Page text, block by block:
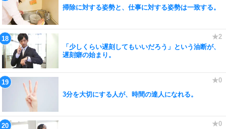
掃除に対する姿勢と、仕事に対する姿勢は一致する。
「少しくらい遅刻してもいいだろう」という油断が、
遅刻癖の始まり。
3分を大切にする人が、時間の達人になれる。